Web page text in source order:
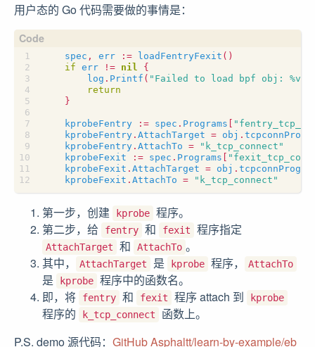
用户态的 Go 代码需要做的事情是：
spec , err := loadFentryFexit ()
if err != nil
{
log . Printf ( "Failed to load bpf obj: %v"
return
}
kprobeFentry := spec . Programs
kprobeFentry . AttachTarget = obj .
kprobeFentry . AttachTo =
"k_tcp_connect"
kprobeFexit
:= spec . Programs
kprobeFexit . AttachTarget = obj .
kprobeFexit . AttachTo = "k_tcp_connect"
第一步，创建 kprobe 程序。
第二步，给
fentry 和 fexit 程序指定
AttachTarget 和 AttachTo 。
其中，
AttachTarget 是 kprobe 程序， AttachTo
是 kprobe 程序中的函数名。
即，将
fentry 和 fexit 程序 attach 到 kprobe
程序的 k_tcp_connect
函数上。
P.S. demo 源代码： GitHub Asphaltt/learn-by-example/eb